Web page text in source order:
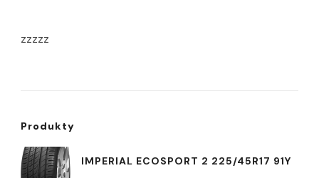
zzzzz
Produkty
IMPERIAL ECOSPORT 2 225/45R17 91Y